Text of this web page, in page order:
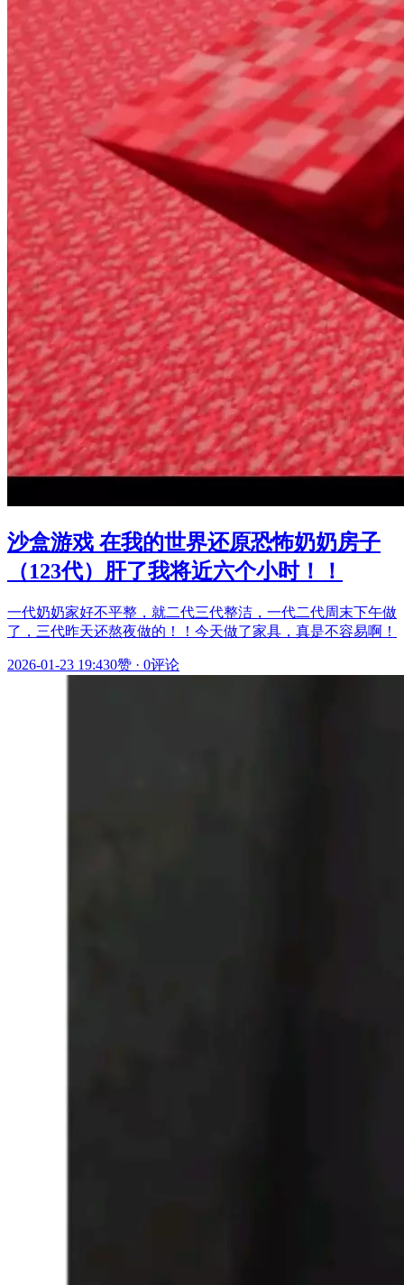
沙盒游戏 在我的世界还原恐怖奶奶房子
（123代）肝了我将近六个小时！！
一代奶奶家好不平整，就二代三代整洁，一代二代周末下午做
了，三代昨天还熬夜做的！！今天做了家具，真是不容易啊！
2026-01-23 19:430赞 · 0评论